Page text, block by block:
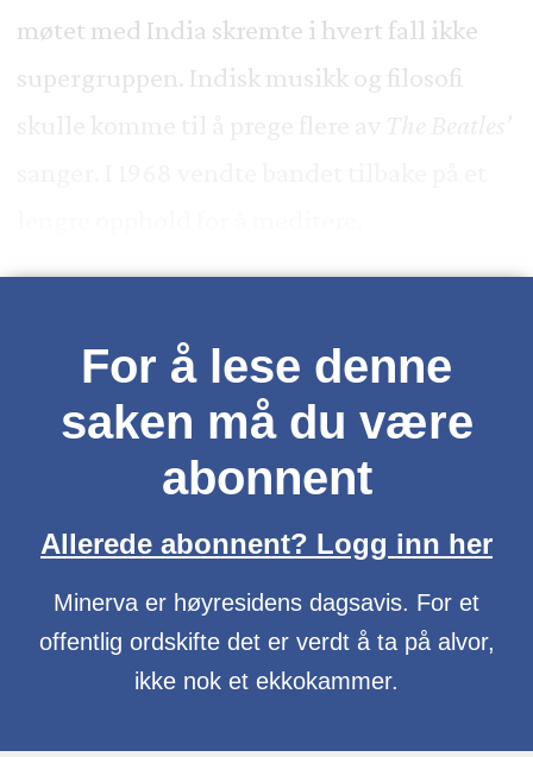
møtet med India skremte i hvert fall ikke
supergruppen. Indisk musikk og filosofi
For å lese denne
saken må du være
abonnent
Allerede abonnent? Logg inn her
Minerva er høyresidens dagsavis. For et
offentlig ordskifte det er verdt å ta på alvor,
ikke nok et ekkokammer.